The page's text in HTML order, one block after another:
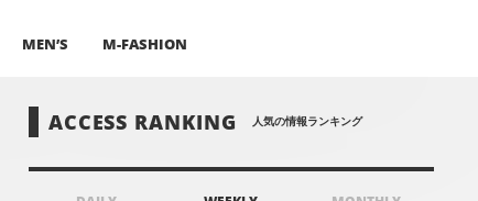
MEN’S M-FASHION
ACCESS RANKING 人気の情報ランキング